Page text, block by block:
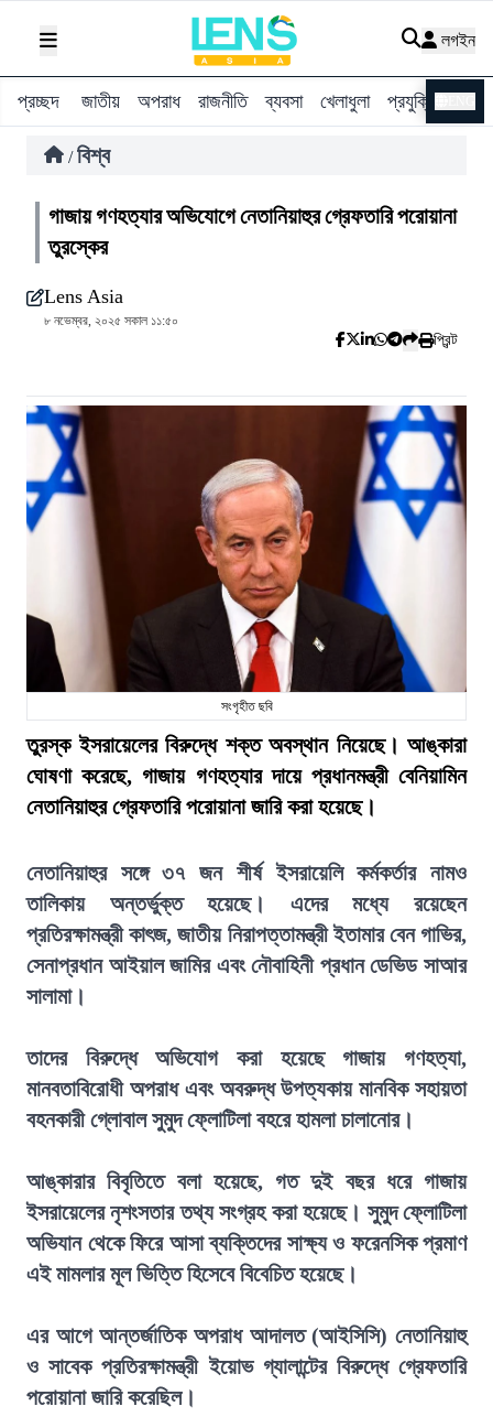
লগইন
প্রচ্ছদ জাতীয় অপরাধ রাজনীতি ব্যবসা খেলাধুলা প্রযুক্তি
/ বিশ্ব
গাজায় গণহত্যার অভিযোগে নেতানিয়াহুর গ্রেফতারি পরোয়ানা
তুরস্কের
Lens Asia
৮ নভেম্বর, ২০২৫ সকাল ১১:৫০
প্রিন্ট
সংগৃহীত ছবি
তুরস্ক ইসরায়েলের বিরুদ্ধে শক্ত অবস্থান নিয়েছে। আঙ্কারা
ঘোষণা করেছে, গাজায় গণহত্যার দায়ে প্রধানমন্ত্রী বেনিয়ামিন
নেতানিয়াহুর গ্রেফতারি পরোয়ানা জারি করা হয়েছে।
নেতানিয়াহুর সঙ্গে ৩৭ জন শীর্ষ ইসরায়েলি কর্মকর্তার নামও
তালিকায় অন্তর্ভুক্ত হয়েছে। এদের মধ্যে রয়েছেন
প্রতিরক্ষামন্ত্রী কাৎজ, জাতীয় নিরাপত্তামন্ত্রী ইতামার বেন গাভির,
সেনাপ্রধান আইয়াল জামির এবং নৌবাহিনী প্রধান ডেভিড সাআর
সালামা।
তাদের বিরুদ্ধে অভিযোগ করা হয়েছে গাজায় গণহত্যা,
মানবতাবিরোধী অপরাধ এবং অবরুদ্ধ উপত্যকায় মানবিক সহায়তা
বহনকারী গ্লোবাল সুমুদ ফ্লোটিলা বহরে হামলা চালানোর।
আঙ্কারার বিবৃতিতে বলা হয়েছে, গত দুই বছর ধরে গাজায়
ইসরায়েলের নৃশংসতার তথ্য সংগ্রহ করা হয়েছে। সুমুদ ফ্লোটিলা
অভিযান থেকে ফিরে আসা ব্যক্তিদের সাক্ষ্য ও ফরেনসিক প্রমাণ
এই মামলার মূল ভিত্তি হিসেবে বিবেচিত হয়েছে।
এর আগে আন্তর্জাতিক অপরাধ আদালত (আইসিসি) নেতানিয়াহু
ও সাবেক প্রতিরক্ষামন্ত্রী ইয়োভ গ্যালান্টের বিরুদ্ধে গ্রেফতারি
পরোয়ানা জারি করেছিল।